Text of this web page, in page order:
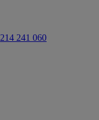
214 241 060